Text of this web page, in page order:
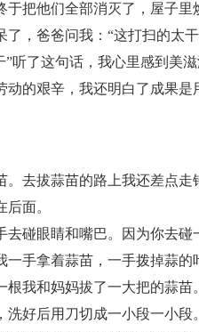
把他们全部消灭了，屋子里
了，爸爸问我：“这打扫的太
听了这句话，我心里感到美滋
动的艰辛，我还明白了成果
。去拔蒜苗的路上我还差点
面。
去碰眼睛和嘴巴。因为你去
一手拿着蒜苗，一手拨掉蒜
我和妈妈拔了一大把的蒜苗。
洗好后用刀切成一小段一小